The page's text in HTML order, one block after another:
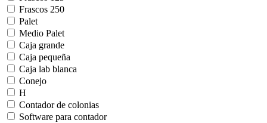
Frascos 250
Palet
Medio Palet
Caja grande
Caja pequeña
Caja lab blanca
Conejo
H
Contador de colonias
Software para contador